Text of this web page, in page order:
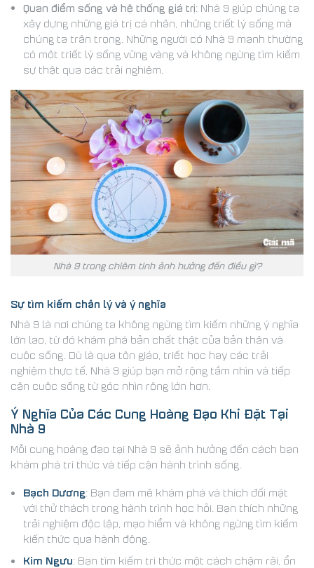
Quan điểm sống và hệ thống giá trị: Nhà 9 giúp chúng ta
xây dựng những giá trị cá nhân, những triết lý sống mà
chúng ta trân trọng. Những người có Nhà 9 mạnh thường
có một triết lý sống vững vàng và không ngừng tìm kiếm
sự thật qua các trải nghiệm.
Nhà 9 trong chiêm tinh ảnh hưởng đến điều gì?
Sự tìm kiếm chân lý và ý nghĩa
Nhà 9 là nơi chúng ta không ngừng tìm kiếm những ý nghĩa
lớn lao, từ đó khám phá bản chất thật của bản thân và
cuộc sống. Dù là qua tôn giáo, triết học hay các trải
nghiệm thực tế, Nhà 9 giúp bạn mở rộng tầm nhìn và tiếp
cận cuộc sống từ góc nhìn rộng lớn hơn.
Ý Nghĩa Của Các Cung Hoàng Đạo Khi Đặt Tại
Nhà 9
Mỗi cung hoàng đạo tại Nhà 9 sẽ ảnh hưởng đến cách bạn
khám phá tri thức và tiếp cận hành trình sống.
Bạch Dương: Bạn đam mê khám phá và thích đối mặt
với thử thách trong hành trình học hỏi. Bạn thích những
trải nghiệm độc lập, mạo hiểm và không ngừng tìm kiếm
kiến thức qua hành động.
Kim Ngưu: Bạn tìm kiếm tri thức một cách chậm rãi, ổn